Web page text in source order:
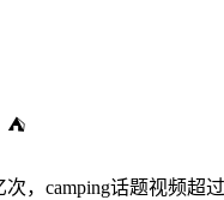
⛺
，camping话题视频超